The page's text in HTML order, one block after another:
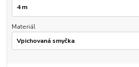
Materiál